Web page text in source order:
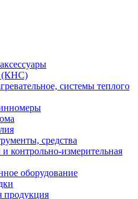
(КНС)
системы теплого
средства
контрольно-измерительная
оборудование
продукция